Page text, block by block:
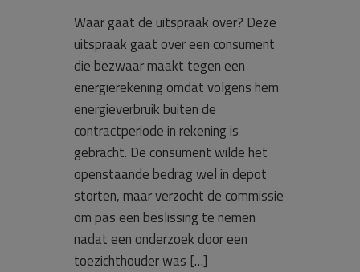
Waar gaat de uitspraak over? Deze
uitspraak gaat over een consument
die bezwaar maakt tegen een
energierekening omdat volgens hem
energieverbruik buiten de
contractperiode in rekening is
gebracht. De consument wilde het
openstaande bedrag wel in depot
storten, maar verzocht de commissie
om pas een beslissing te nemen
nadat een onderzoek door een
toezichthouder was […]